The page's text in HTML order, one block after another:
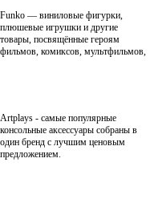
Funko — виниловые фигурки,
плюшевые игрушки и другие
товары, посвящённые героям
фильмов, комиксов, мультфильмов,
Artplays - самые популярные
консольные аксессуары собраны в
один бренд с лучшим ценовым
предложением.